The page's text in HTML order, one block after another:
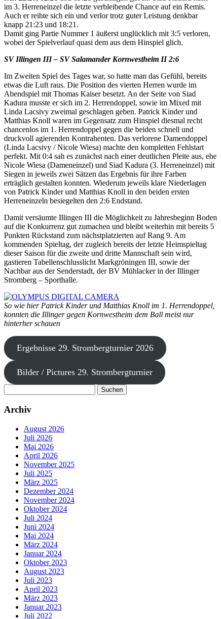
im 3. Herreneinzel die letzte verbleibende Chance auf ein Remis.
Auch er reihte sich ein und verlor trotz guter Leistung denkbar
knapp 21:23 und 18:21.
Damit ging Partie Nummer 1 äußerst unglücklich mit 3:5 verloren,
wobei der Spielverlauf quasi dem aus dem Hinspiel glich.
SV Illingen III – SV Salamander Kornwestheim II 2:6
Im Zweiten Spiel des Tages war, so hatte man das Gefühl, bereits
etwas die Luft raus. Die Position des vierten Herren wurde im
Abendspiel mit Thomas Kaiser besetzt. An der Seite von Siad
Kadura musste er sich im 2. Herrendoppel, sowie im Mixed mit
Linda Lacsivy zweimal geschlagen geben. Patrick Kinder und
Matthias Knoll waren im Gegensatz zum Hinspiel diesmal recht
chancenlos im 1. Herrendoppel gegen die beiden schnell und
druckvoll agierenden Kontrahenten. Das verlorene Damendoppel
(Linda Lacsivy / Nicole Wiesa) machte den kompletten Fehlstart
perfekt. Mit 0:4 sah es zunächst nach einer deutlichen Pleite aus, ehe
Nicole Wiesa (Dameneinzel) und Siad Kadura (3. Herreneinzel) mit
Siegen in jeweils zwei Sätzen das Ergebnis für ihre Farben
erträglich gestalten konnten. Wiederum jeweils klare Niederlagen
von Patrick Kinder und Matthias Knoll in den beiden ersten
Herreneinzeln besiegelten den 2:6 Endstand.
Damit versäumte Illingen III die Möglichkeit zu Jahresbeginn Boden
auf die Konkurrenz gut zumachen und bleibt weiterhin mit bereits 5
Punkten Rückstand zum nächstplatzierten auf Rang 9. Am
kommenden Spieltag, der zugleich bereits der letzte Heimspieltag
dieser Saison für die zweite und dritte Mannschaft sein wird,
gastieren Tabellenschlusslicht Markgröningen III, sowie der
Nachbar aus der Senderstadt, der BV Mühlacker in der Illinger
Stromberg – Sporthalle.
So wie hier Patrick Kinder und Matthias Knoll im 1. Herrendoppel,
konnten die Illinger gegen Kornwestheim dem Ball meist nur
hinterher schauen
Ergebnisse 29. Strombergturnier 2026
Bilder / Pictures 29. Strombergturnier
nach:
Archiv
August 2026
Juli 2026
Mai 2026
April 2026
November 2025
Juli 2025
März 2025
Dezember 2024
November 2024
Oktober 2024
Juli 2024
Juni 2024
Mai 2024
März 2024
Januar 2024
Oktober 2023
August 2023
Juli 2023
April 2023
März 2023
Januar 2023
Juli 2022